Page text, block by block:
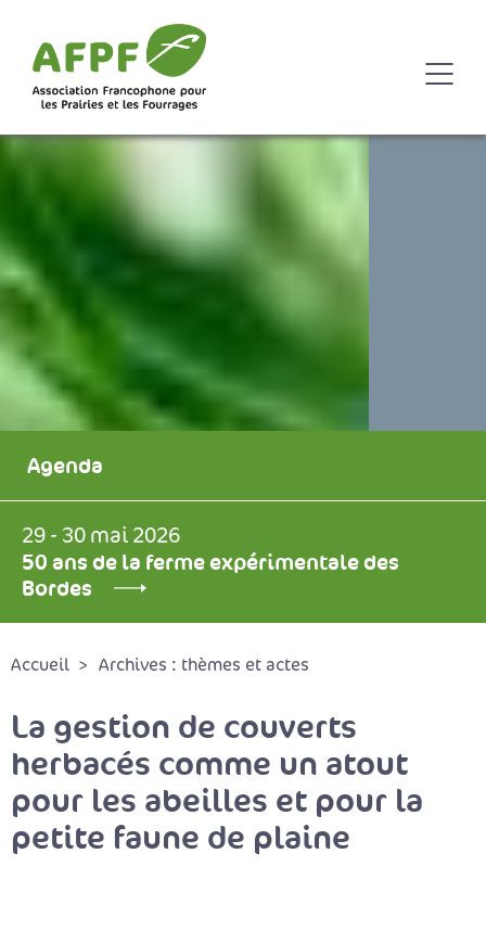
Agenda
29 - 30 mai 2026
50 ans de la ferme expérimentale des
Bordes
Accueil Archives : thèmes et actes
La gestion de couverts
herbacés comme un atout
pour les abeilles et pour la
petite faune de plaine